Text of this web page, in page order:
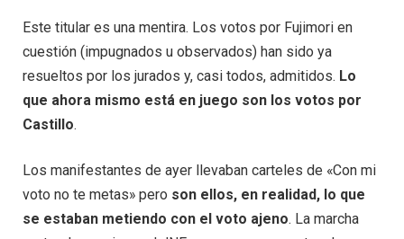
Este titular es una mentira. Los votos por Fujimori en
cuestión (impugnados u observados) han sido ya
resueltos por los jurados y, casi todos, admitidos. Lo
que ahora mismo está en juego son los votos por
Castillo.
Los manifestantes de ayer llevaban carteles de «Con mi
voto no te metas» pero son ellos, en realidad, lo que
se estaban metiendo con el voto ajeno. La marcha